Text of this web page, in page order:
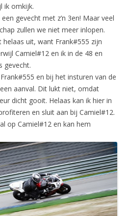
ik omkijk.
gevecht met z’n 3en! Maar veel
zullen we niet meer inlopen.
helaas uit, want Frank#555 zijn
Camiel#12 en ik in de 48 en
gevecht.
en bij het insturen van de
aanval. Dit lukt niet, omdat
dicht gooit. Helaas kan ik hier in
en sluit aan bij Camiel#12.
op Camiel#12 en kan hem